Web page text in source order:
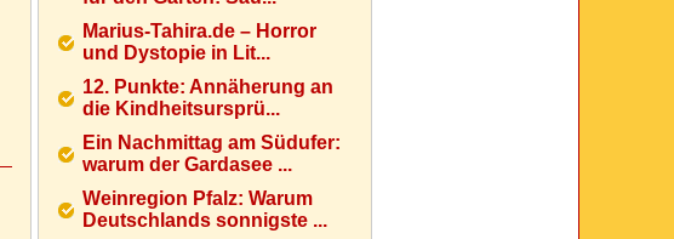
Marius-Tahira.de – Horror
und Dystopie in Lit...
12. Punkte: Annäherung an
die Kindheitsursprü...
Ein Nachmittag am Südufer:
warum der Gardasee ...
Weinregion Pfalz: Warum
Deutschlands sonnigste ...